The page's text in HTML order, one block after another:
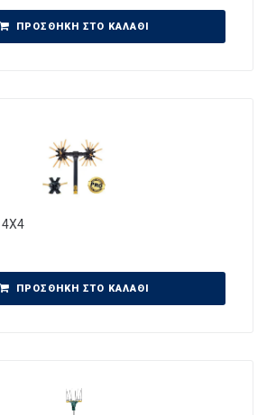
ΠΡΟΣΘΉΚΗ ΣΤΟ ΚΑΛΆΘΙ
4X4
ΠΡΟΣΘΉΚΗ ΣΤΟ ΚΑΛΆΘΙ